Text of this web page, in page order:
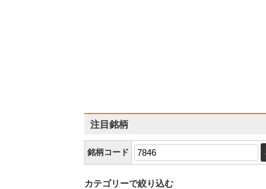
注目銘柄
銘柄コード
カテゴリーで絞り込む